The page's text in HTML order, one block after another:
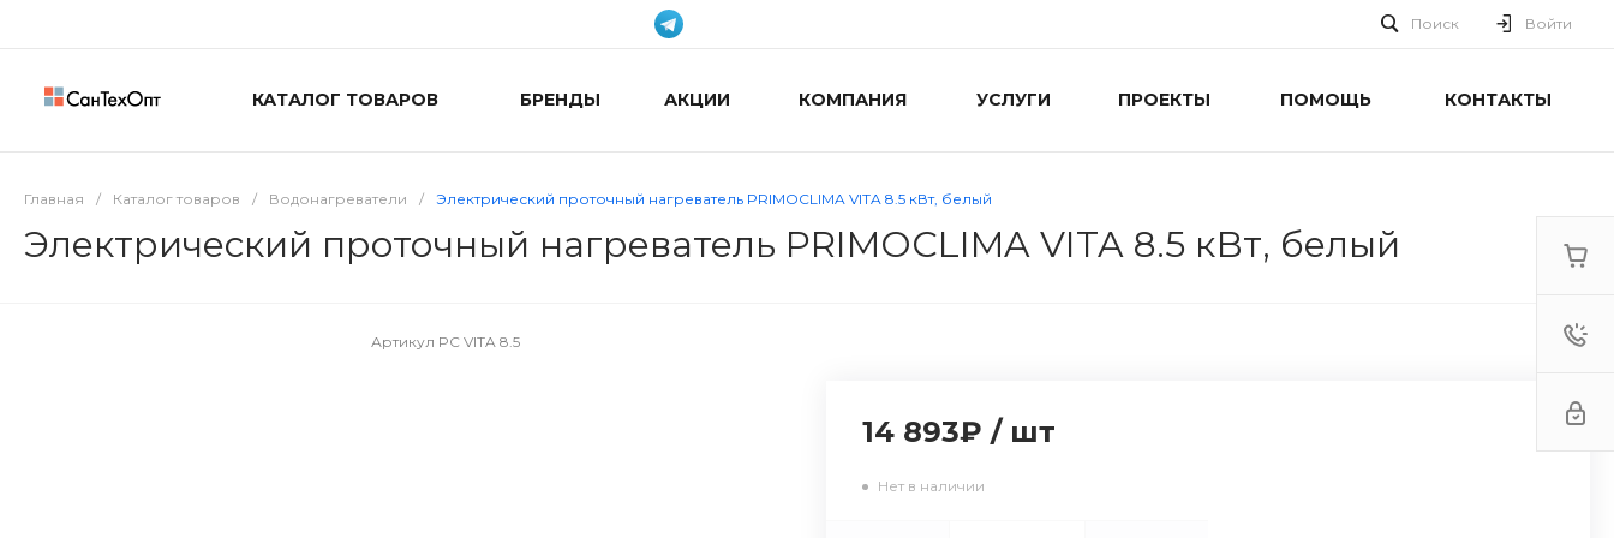
Поиск Войти
КАТАЛОГ ТОВАРОВ БРЕНДЫ АКЦИИ КОМПАНИЯ УСЛУГИ ПРОЕКТЫ ПОМОЩЬ КОНТАКТЫ
Главная / Каталог товаров / Водонагреватели / Электрический проточный нагреватель PRIMOCLIMA VITA 8.5 кВт, белый
Электрический проточный нагреватель PRIMOCLIMA VITA 8.5 кВт, белый
Артикул PC VITA 8.5
14 893₽ / шт
Нет в наличии